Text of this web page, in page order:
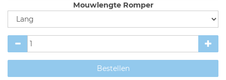
Mouwlengte Romper